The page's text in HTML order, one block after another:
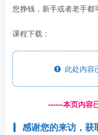
您挣钱，新手或者老手都
课程下载：
此处内容
------本页内容
感谢您的来访，获